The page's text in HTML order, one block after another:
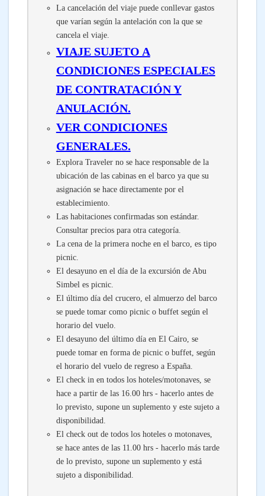
La cancelación del viaje puede conllevar gastos
que varían según la antelación con la que se
cancela el viaje.
VIAJE SUJETO A
CONDICIONES ESPECIALES
DE CONTRATACIÓN Y
ANULACIÓN.
VER CONDICIONES
GENERALES.
Explora Traveler no se hace responsable de la
ubicación de las cabinas en el barco ya que su
asignación se hace directamente por el
establecimiento.
Las habitaciones confirmadas son estándar.
Consultar precios para otra categoría.
La cena de la primera noche en el barco, es tipo
picnic.
El desayuno en el día de la excursión de Abu
Simbel es picnic.
El último día del crucero, el almuerzo del barco
se puede tomar como picnic o buffet según el
horario del vuelo.
El desayuno del último día en El Cairo, se
puede tomar en forma de picnic o buffet, según
el horario del vuelo de regreso a España.
El check in en todos los hoteles/motonaves, se
hace a partir de las 16.00 hrs - hacerlo antes de
lo previsto, supone un suplemento y este sujeto a
disponibilidad.
El check out de todos los hoteles o motonaves,
se hace antes de las 11.00 hrs - hacerlo más tarde
de lo previsto, supone un suplemento y está
sujeto a disponibilidad.